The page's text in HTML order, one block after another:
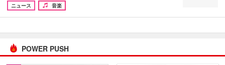
ニュース
音楽
POWER PUSH